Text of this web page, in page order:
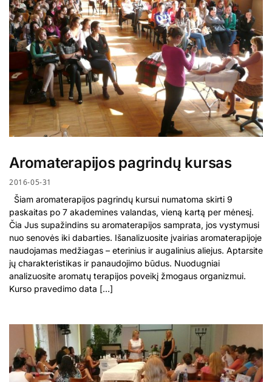
Aromaterapijos pagrindų kursas
2016-05-31
Šiam aromaterapijos pagrindų kursui numatoma skirti 9
paskaitas po 7 akademines valandas, vieną kartą per mėnesį.
Čia Jus supažindins su aromaterapijos samprata, jos vystymusi
nuo senovės iki dabarties. Išanalizuosite įvairias aromaterapijoje
naudojamas medžiagas – eterinius ir augalinius aliejus. Aptarsite
jų charakteristikas ir panaudojimo būdus. Nuodugniai
analizuosite aromatų terapijos poveikį žmogaus organizmui.
Kurso pravedimo data […]